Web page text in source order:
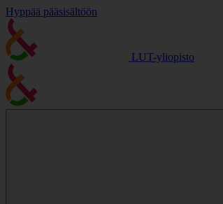
Hyppää pääsisältöön
LUT-yliopisto